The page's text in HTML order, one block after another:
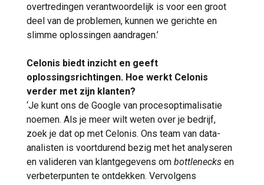
overtredingen verantwoordelijk is voor een groot
deel van de problemen, kunnen we gerichte en
slimme oplossingen aandragen.’
Celonis biedt inzicht en geeft
oplossingsrichtingen. Hoe werkt Celonis
verder met zijn klanten?
‘Je kunt ons de Google van procesoptimalisatie
noemen. Als je meer wilt weten over je bedrijf,
zoek je dat op met Celonis. Ons team van data-
analisten is voortdurend bezig met het analyseren
en valideren van klantgegevens om bottlenecks en
verbeterpunten te ontdekken. Vervolgens